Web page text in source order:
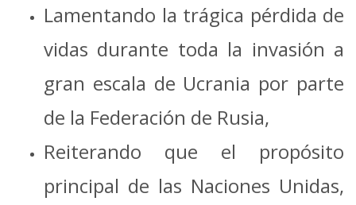
Lamentando la trágica pérdida de
vidas durante toda la invasión a
gran escala de Ucrania por parte
de la Federación de Rusia,
Reiterando que el propósito
principal de las Naciones Unidas,